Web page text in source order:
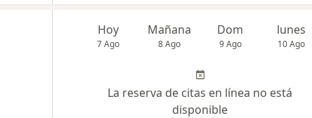
Hoy
7 Ago
Mañana
8 Ago
Dom
9 Ago
lunes
10 Ago
La reserva de citas en línea no está
disponible